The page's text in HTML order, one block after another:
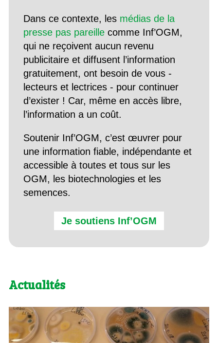
Dans ce contexte, les médias de la
presse pas pareillecomme Inf’OGM,
qui ne reçoivent aucun revenu
publicitaire et diffusent l’information
gratuitement, ont besoin de vous -
lecteurs et lectrices - pour continuer
d’exister ! Car, même en accès libre,
l’information a un coût.
Soutenir Inf’OGM, c’est œuvrer pour
une information fiable, indépendante et
accessible à toutes et tous sur les
OGM, les biotechnologies et les
semences.
Je soutiens Inf’OGM
Actualités